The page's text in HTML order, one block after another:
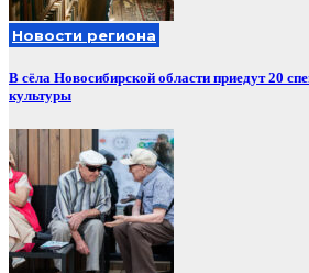
Новости региона
В сёла Новосибирской области приедут 20
культуры